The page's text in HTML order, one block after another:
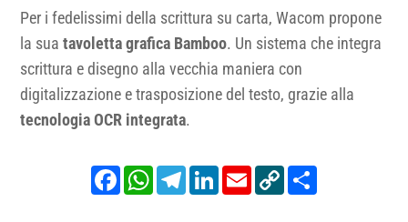
Per i fedelissimi della scrittura su carta, Wacom propone
la suatavoletta grafica Bamboo. Un sistema che integra
scrittura e disegno alla vecchia maniera con
digitalizzazione e trasposizione del testo, grazie alla
tecnologia OCR integrata.
FacebookWhatsAppTelegramLinkedIn
EmailCopy
Link